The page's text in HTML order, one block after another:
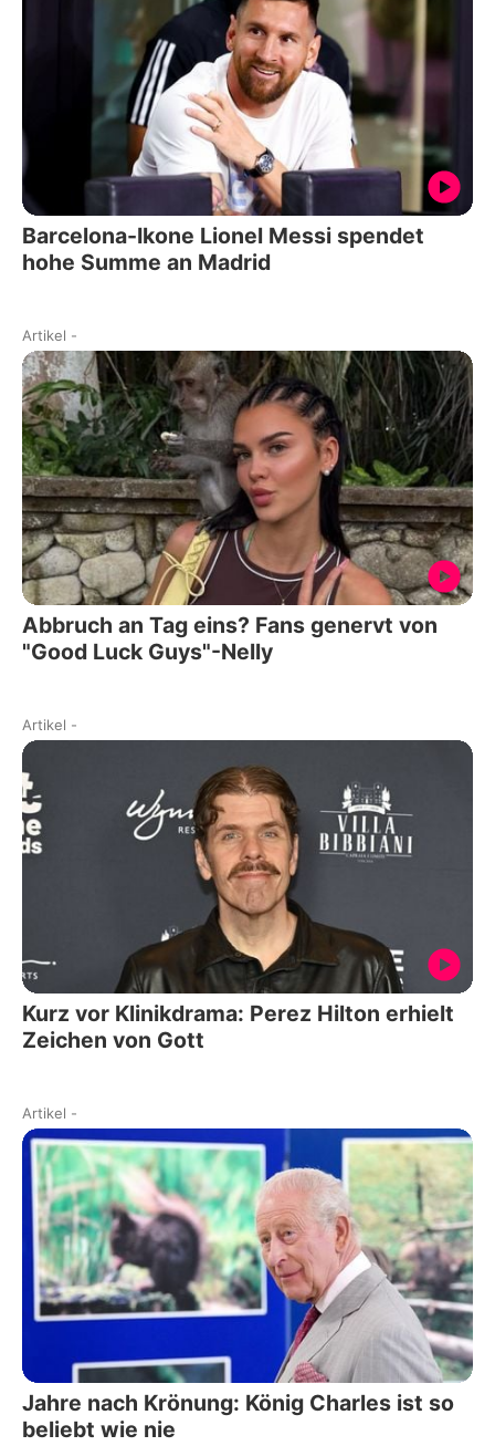
Barcelona-Ikone Lionel Messi spendet
hohe Summe an Madrid
Artikel -
Abbruch an Tag eins? Fans genervt von
"Good Luck Guys"-Nelly
Artikel -
Kurz vor Klinikdrama: Perez Hilton erhielt
Zeichen von Gott
Artikel -
Jahre nach Krönung: König Charles ist so
beliebt wie nie